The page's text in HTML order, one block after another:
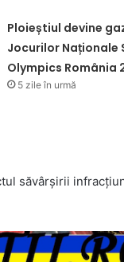
Ploieștiul devine
Jocurilor Naționale
Olympics România
5 zile în urmă
săvârșirii